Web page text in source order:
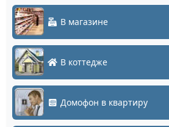
В магазине
В коттедже
Домофон в квартиру